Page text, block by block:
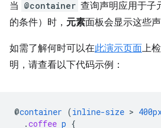
当 @container 查询声明应用于子
的条件）时， 元素面板会显示这些声
如需了解何时可以在此演示页面上
明，请查看以下代码示例：
@container (inline-size >
.coffee p {